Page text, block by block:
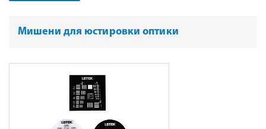
Мишени для юстировки оптики